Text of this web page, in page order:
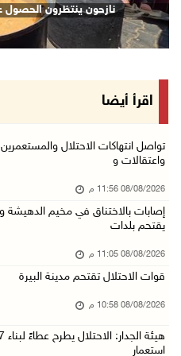
08/آب/2026 08:27 م
إصابات بالاختناق خلال مواجهات
الاحتلال ينصب حواجز طيارة في
مستعمرون يهاجمون قرية أبو
مستعمرون يقتحمون بلدة بيت عور
08/آب/2026 06:39 م
الجامعة العربية الأمريكية تختتم
نازحون ينتظرون
اقرأ أيضا
تواصل انتهاكات الاحتلال
واعتقالات و
08/08/2026 11:56 م
إصابات بالاختناق في مخيم الدهيشة
يقتحم بلدات
08/08/2026 11:05 م
قوات الاحتلال تقتحم مدينة البيرة
08/08/2026 10:58 م
استعمار